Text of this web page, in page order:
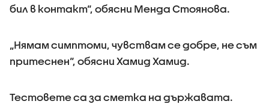
бил в контакт“, обясни Менда Стоянова.
„Нямам симптоми, чувствам се добре, не съм
притеснен“, обясни Хамид Хамид.
Тестовете са за сметка на държавата.